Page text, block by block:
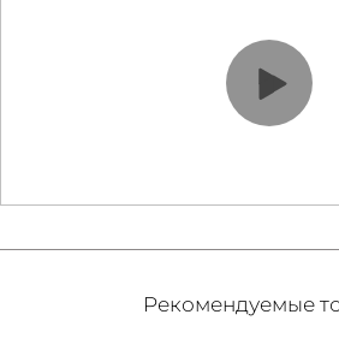
Рекомендуемые